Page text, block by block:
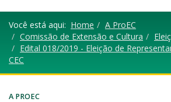
Você está aqui: Home
A ProEC
Comissão de Extensão e Cultura
Edital 018/2019 - Eleição de
CEC
A PROEC